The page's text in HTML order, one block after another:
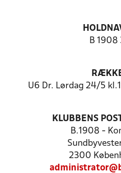
B 1908
U6 Dr. Lørdag 24/5
KLUBBENS
B.1908 -
2300